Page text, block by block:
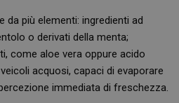
da più elementi: ingredienti ad
o derivati della menta;
come aloe vera oppure acido
acquosi, capaci di evaporare
immediata di freschezza.